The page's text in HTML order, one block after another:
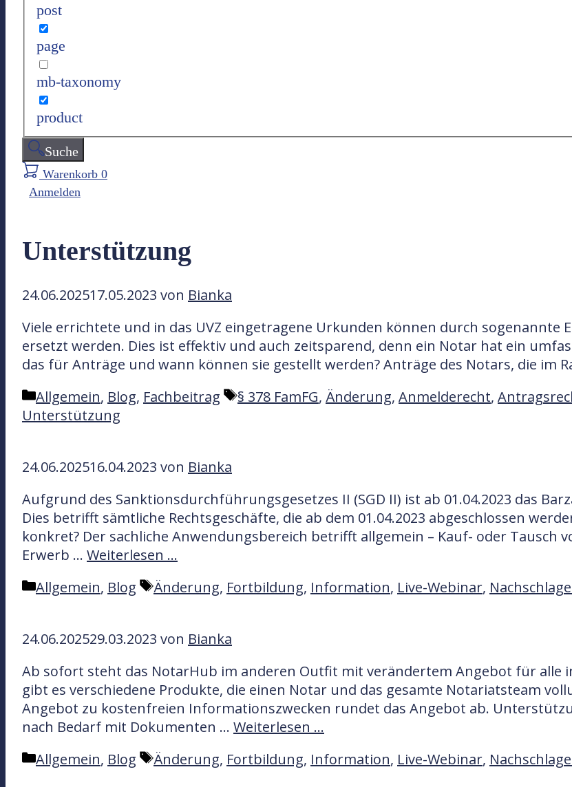
post
page
mb-taxonomy
product
Suche
Warenkorb 0
Anmelden
Unterstützung
24.06.202517.05.2023 von Bianka
Viele errichtete und in das UVZ eingetragene Urkunden können durch sogenannte
ersetzt werden. Dies ist effektiv und auch zeitsparend, denn ein Notar hat ein
das für Anträge und wann können sie gestellt werden? Anträge des Notars, die im
K
a
g
r
i
e
n
Allgemein, Blog, Fachbeitrag
S
w
ö
r
e
r
§ 378 FamFG, Änderung, Anmelderecht,
Unterstützung
24.06.202516.04.2023 von Bianka
Aufgrund des Sanktionsdurchführungsgesetzes II (SGD II) ist ab 01.04.2023 das
Dies betrifft sämtliche Rechtsgeschäfte, die ab dem 01.04.2023 abgeschlossen
konkret? Der sachliche Anwendungsbereich betrifft allgemein – Kauf- oder Tausch
Erwerb … Weiterlesen …
K
e
o
r
i
e
n
Allgemein, Blog
S
l
g
w
ö
r
t
e
Änderung, Fortbildung, Information, Live-Webinar,
24.06.202529.03.2023 von Bianka
Ab sofort steht das NotarHub im anderen Outfit mit verändertem Angebot für alle
gibt es verschiedene Produkte, die einen Notar und das gesamte Notariatsteam
Angebot zu kostenfreien Informationszwecken rundet das Angebot ab.
nach Bedarf mit Dokumenten … Weiterlesen …
K
Allgemein, Blog
S
Änderung, Fortbildung, Information, Live-Webinar,